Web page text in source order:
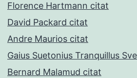
Florence Hartmann citat
David Packard citat
Andre Maurios citat
Gaius Suetonius Tranquillus
Bernard Malamud citat